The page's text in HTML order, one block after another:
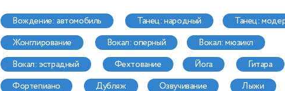
вождение: автомобиль танец: народный
танец:
жонглирование
вокал: оперный
вокал: мюзикл
вокал: эстрадный
фехтование йога
гитара
фортепиано
дубляж озвучивание лыжи